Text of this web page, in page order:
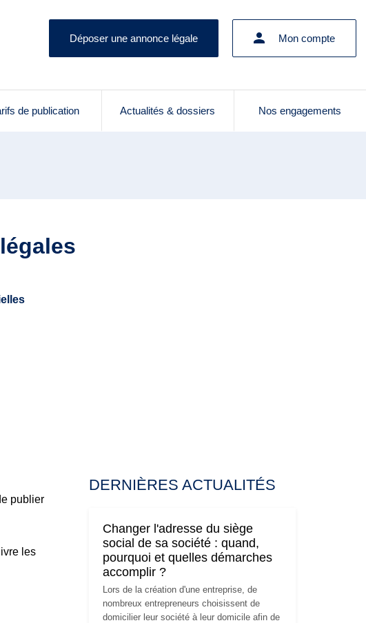
Déposer une annonce légale Mon compte
de publication Actualités & dossiers Nos engagements
publier
les
DERNIÈRES ACTUALITÉS
Changer l'adresse du siège
social de sa société : quand,
pourquoi et quelles démarches
accomplir ?
Lors de la création d'une entreprise, de
nombreux entrepreneurs choisissent de
domicilier leur société à leur domicile afin de